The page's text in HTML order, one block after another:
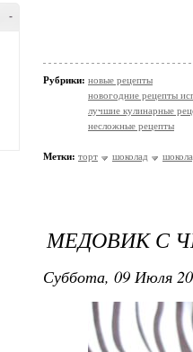
-
Рубрики: новые рецепты
новогодние рецепты
лучшие кулинарные
несложные рецепты
Метки: торт шоколад
МЕДОВИК С
Суббота, 09 Июля